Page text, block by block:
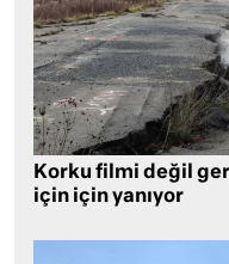
Korku filmi değil
için için yanıyor